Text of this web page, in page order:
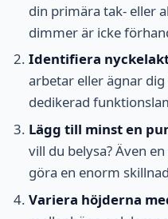
din primära tak- eller
dimmer är icke
Identifiera
arbetar eller ägnar
dedikerad
Lägg till minst en
vill du belysa? Även
göra en enorm
Variera höjderna